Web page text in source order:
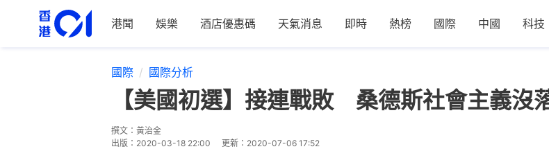
港聞 娛樂 酒店優惠碼 天氣消息 即時 熱榜 國際 中國 科技
國際 國際分析
【美國初選】接連戰敗 桑德斯社會主義沒
撰文： 黃治金
出版： 2020-03-18 22:00 更新： 2020-07-06 17:52